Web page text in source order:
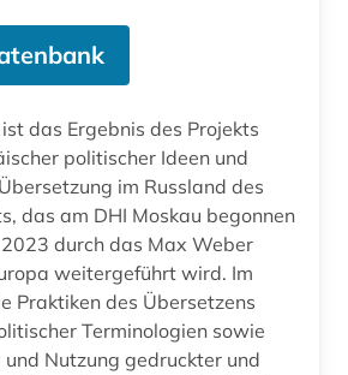
das Ergebnis des Projekts
politischer Ideen und
im Russland des
das am DHI Moskau begonnen
durch das Max Weber
weitergeführt wird. Im
Praktiken des Übersetzens
Terminologien sowie
Nutzung gedruckter und